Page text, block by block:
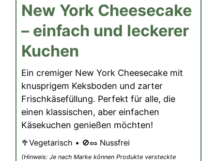
New York Cheesecake
– einfach und leckerer
Kuchen
Ein cremiger New York Cheesecake mit
knusprigem Keksboden und zarter
Frischkäsefüllung. Perfekt für alle, die
einen klassischen, aber einfachen
Käsekuchen genießen möchten!
🥦Vegetarisch • 🚫🥜 Nussfrei
(Hinweis: Je nach Marke können Produkte versteckte